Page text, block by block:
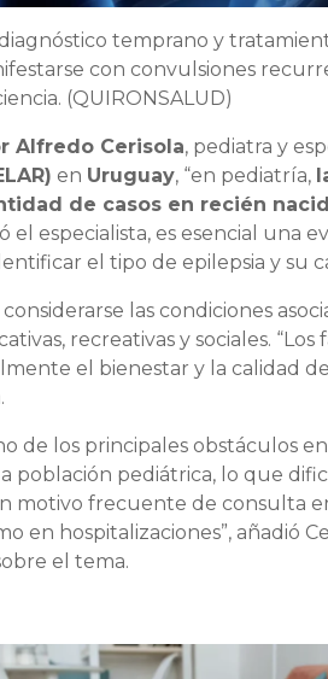
temprano y
con convulsiones
(QUIRONSALUD)
Alfredo Cerisola, pediatra y
en Uruguay, “en pediatría,
de casos en recién
el especialista, es esencial una
el tipo de epilepsia y su
las condiciones
recreativas y sociales.
el bienestar y la calidad
de los principales obstáculos en
población pediátrica, lo que
motivo frecuente de consulta
en hospitalizaciones”, añadió
el tema.